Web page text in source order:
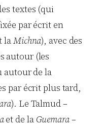
textes (qui
par écrit en
laMichna), avec des
autour (les
autour de la
par écrit plus tard,
). Le Talmud –
et de la Guemara–